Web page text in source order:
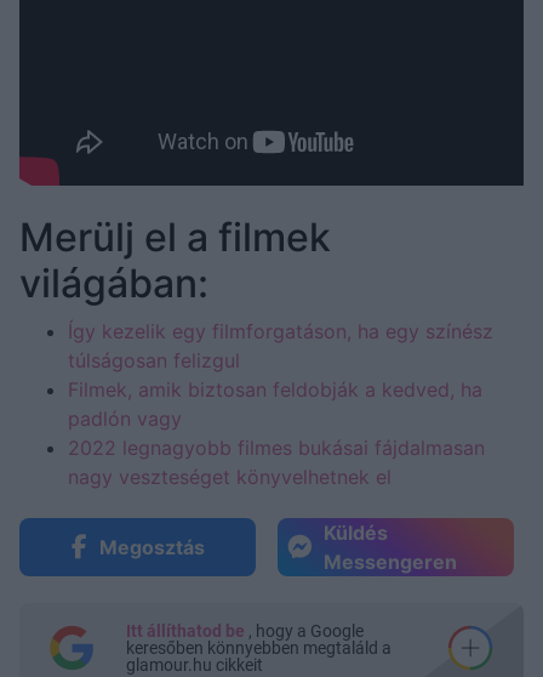
Merülj el a filmek
világában:
Így kezelik egy filmforgatáson, ha egy színész
túlságosan felizgul
Filmek, amik biztosan feldobják a kedved, ha
padlón vagy
2022 legnagyobb filmes bukásai fájdalmasan
nagy veszteséget könyvelhetnek el
Megosztás
Küldés
Messengeren
Itt állíthatod be , hogy a Google
keresőben könnyebben megtaláld a
glamour.hu cikkeit